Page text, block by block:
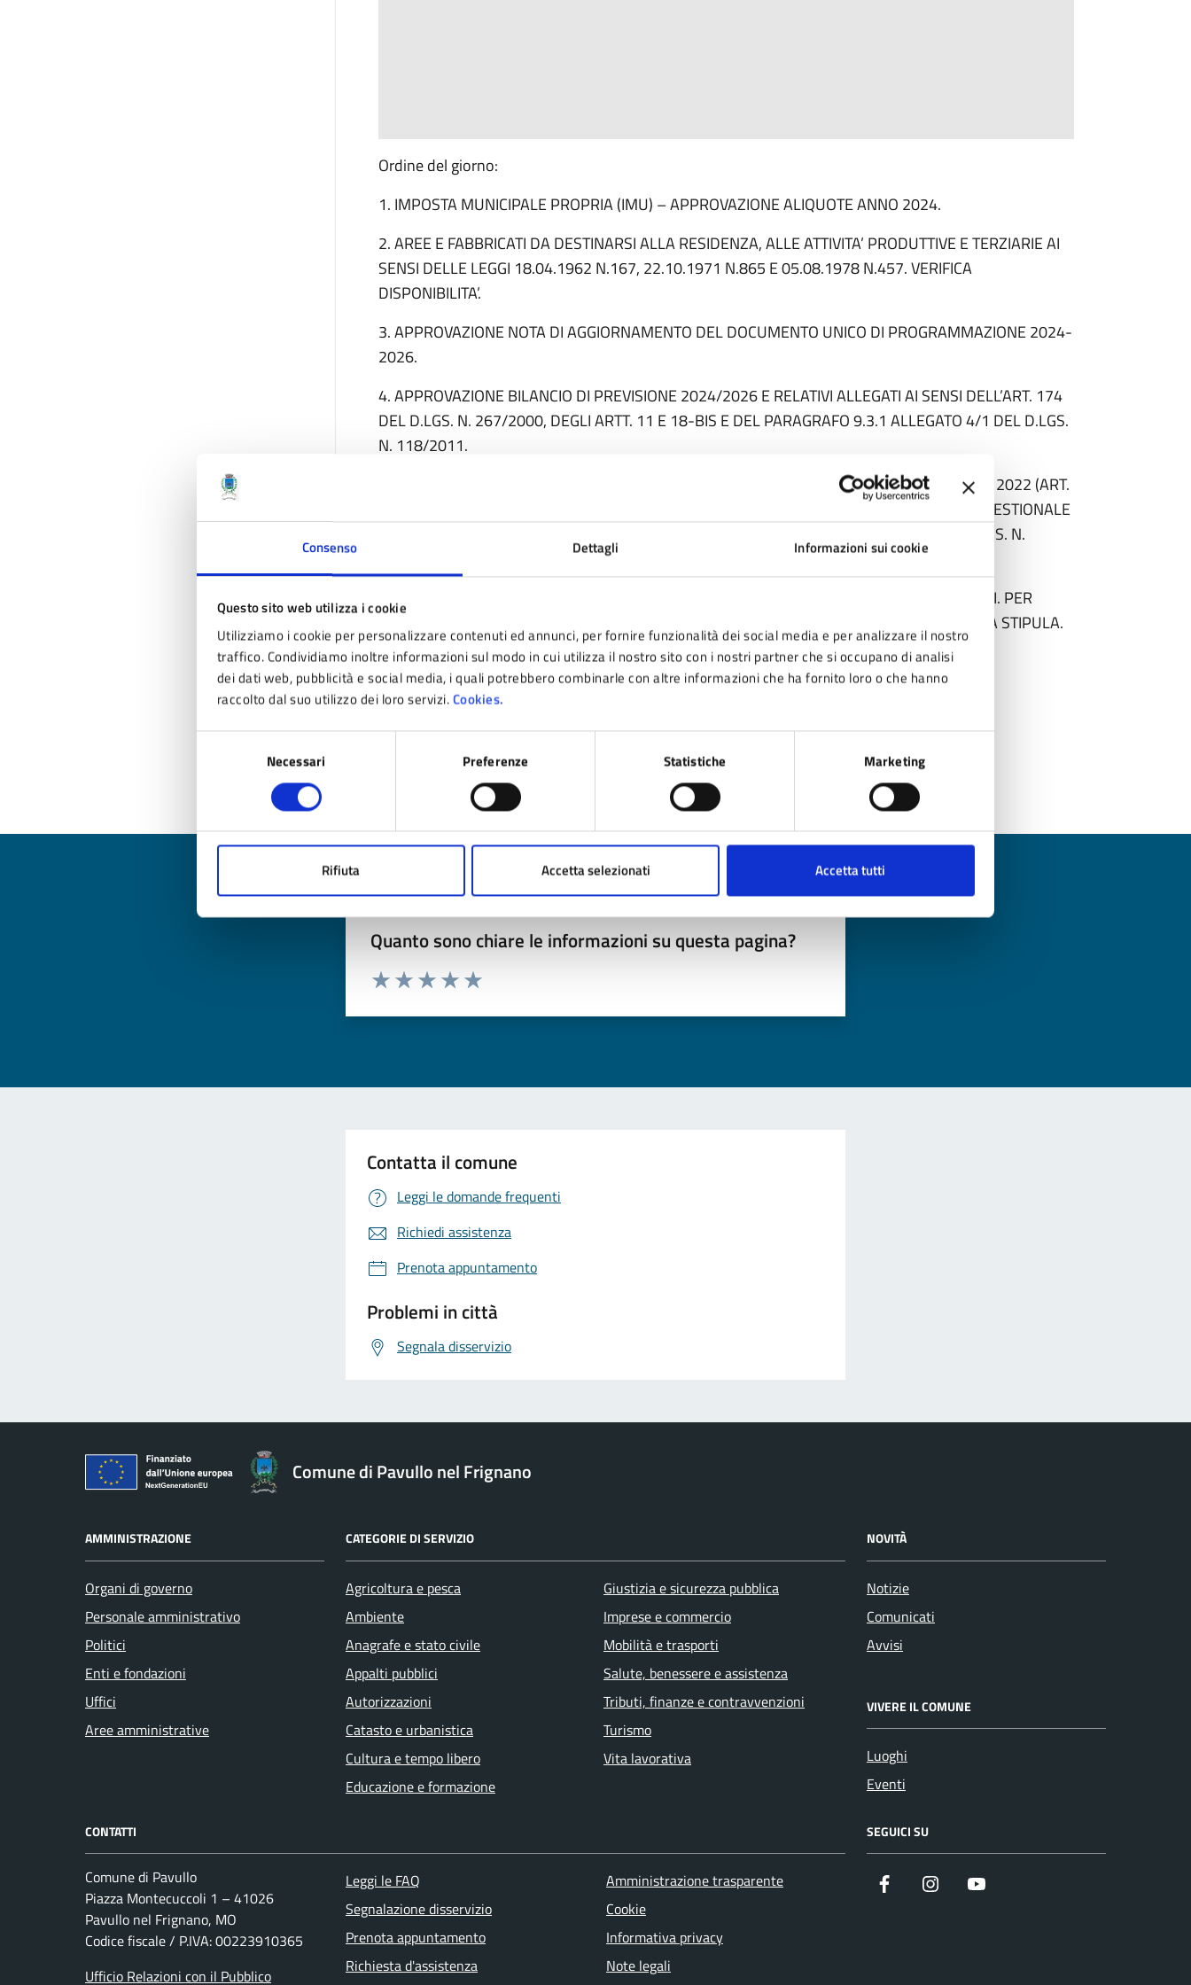
Consenso Dettagli Informazioni sui cookie
Questo sito web utilizza i cookie
Utilizziamo i cookie per personalizzare contenuti ed annunci, per fornire funzionalità dei social media e per analizzare il nostro
traffico. Condividiamo inoltre informazioni sul modo in cui utilizza il nostro sito con i nostri partner che si occupano di analisi
dei dati web, pubblicità e social media, i quali potrebbero combinarle con altre informazioni che ha fornito loro o che hanno
raccolto dal suo utilizzo dei loro servizi.Cookies.
Necessari Preferenze Statistiche Marketing
Rifiuta Accetta selezionati Accetta tutti
Ordine del giorno:
1. IMPOSTA MUNICIPALE PROPRIA (IMU) – APPROVAZIONE ALIQUOTE ANNO 2024.
2. AREE E FABBRICATI DA DESTINARSI ALLA RESIDENZA, ALLE ATTIVITA’ PRODUTTIVE E TERZIARIE AI
SENSI DELLE LEGGI 18.04.1962 N.167, 22.10.1971 N.865 E 05.08.1978 N.457. VERIFICA
DISPONIBILITA’.
3. APPROVAZIONE NOTA DI AGGIORNAMENTO DEL DOCUMENTO UNICO DI PROGRAMMAZIONE 2024-
2026.
4. APPROVAZIONE BILANCIO DI PREVISIONE 2024/2026 E RELATIVI ALLEGATI AI SENSI DELL’ART. 174
DEL D.LGS. N. 267/2000, DEGLI ARTT. 11 E 18-BIS E DEL PARAGRAFO 9.3.1 ALLEGATO 4/1 DEL D.LGS.
N. 118/2011.
5. REVISIONE PERIODICA DELLE PARTECIPAZIONI SOCIETARIE DETENUTE AL 31 DICEMBRE 2022 (ART.
20, COMMI 1 E 2 E COMMA 4 DEL TUSP) E RICOGNIZIONE PERIODICA DELLA SITUAZIONE GESTIONALE
DEI SERVIZI PUBBLICI LOCALI DI RILEVANZA ECONOMICA DI CUI ALL’ARTICOLO 30 DEL D.LGS. N.
6. ACCORDO OPERATIVO AI SENSI DEGLI ARTICOLI 4 E 38 DELLA L.R. 24/2017 E SS. MM. E II. PER
L’ATTUAZIONE DI PARTE DELL’AMBITO ANS 2.9 – APPROVAZIONE E AUTORIZZAZIONE ALLA STIPULA.
7. DELIBERAZIONE DI C.C. N. 17 DEL 29/03/2019, AD OGGETTO: “CONVENZIONE PER IL
CONFERIMENTO ALL’UNIONE DEI COMUNI DEL FRIGNANO DEL SERVIZIO GESTIONE E
AMMINISTRAZIONE DEL PERSONALE DA PARTE DEI COMUNI ADERENTI. APPROVAZIONE”.
PROVVEDIMENTI.
Quanto sono chiare le informazioni su questa pagina?
Valuta da 1 a 5 stelle la pagina
Contatta il comune
Leggi le domande frequenti
Richiedi assistenza
Prenota appuntamento
Problemi in città
Segnala disservizio
Comune di Pavullo nel Frignano
AMMINISTRAZIONE
Organi di governo
Personale amministrativo
Politici
Enti e fondazioni
Uffici
Aree amministrative
CATEGORIE DI SERVIZIO
Agricoltura e pesca
Ambiente
Anagrafe e stato civile
Appalti pubblici
Autorizzazioni
Catasto e urbanistica
Cultura e tempo libero
Educazione e formazione
Giustizia e sicurezza pubblica
Imprese e commercio
Mobilità e trasporti
Salute, benessere e assistenza
Tributi, finanze e contravvenzioni
Turismo
Vita lavorativa
NOVITÀ
Notizie
Comunicati
Avvisi
VIVERE IL COMUNE
Luoghi
Eventi
CONTATTI
Comune di Pavullo
Piazza Montecuccoli 1 – 41026
Pavullo nel Frignano, MO
Codice fiscale / P.IVA: 00223910365
Ufficio Relazioni con il Pubblico
Leggi le FAQ
Segnalazione disservizio
Prenota appuntamento
Richiesta d'assistenza
Amministrazione trasparente
Cookie
Informativa privacy
Note legali
SEGUICI SU
Facebook Instagram